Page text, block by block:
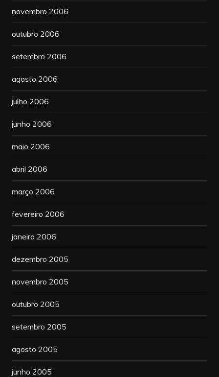
novembro 2006
outubro 2006
setembro 2006
agosto 2006
julho 2006
junho 2006
maio 2006
abril 2006
março 2006
fevereiro 2006
janeiro 2006
dezembro 2005
novembro 2005
outubro 2005
setembro 2005
agosto 2005
junho 2005